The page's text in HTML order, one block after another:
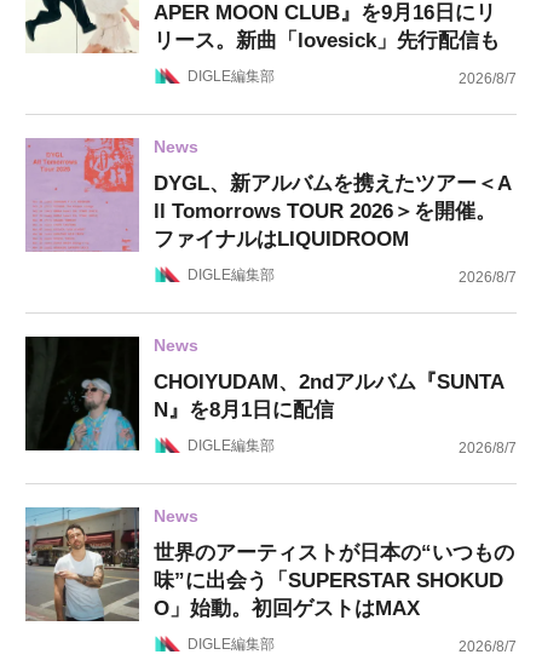
APER MOON CLUB』を9月16日にリ
リース。新曲「lovesick」先行配信も
DIGLE編集部 2026/8/7
News
DYGL、新アルバムを携えたツアー＜A
ll Tomorrows TOUR 2026＞を開催。
ファイナルはLIQUIDROOM
DIGLE編集部 2026/8/7
News
CHOIYUDAM、2ndアルバム『SUNTA
N』を8月1日に配信
DIGLE編集部 2026/8/7
News
世界のアーティストが日本の“いつもの
味”に出会う「SUPERSTAR SHOKUD
O」始動。初回ゲストはMAX
DIGLE編集部 2026/8/7